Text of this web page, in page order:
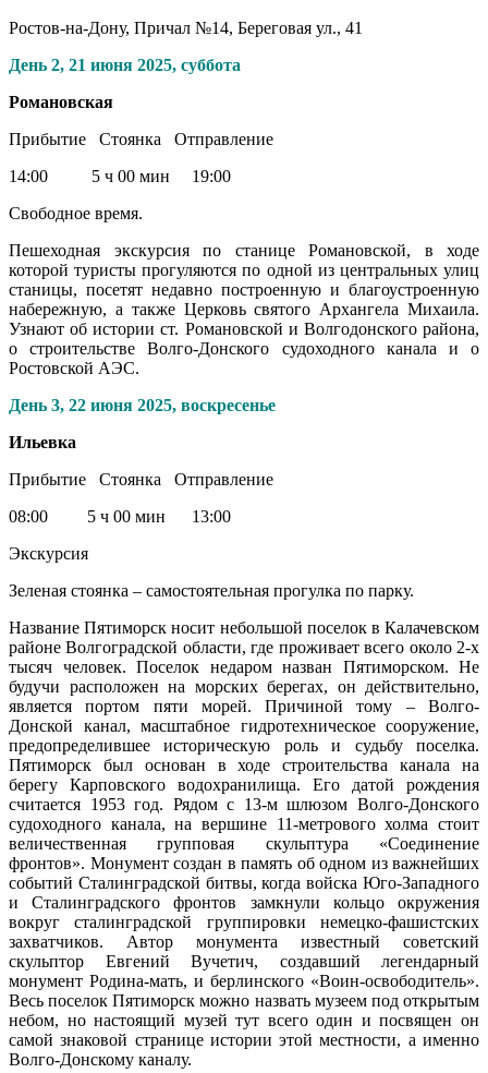
Ростов-на-Дону, Причал №14, Береговая ул., 41
День 2, 21 июня 2025, суббота
Романовская
Прибытие Стоянка Отправление
14:00 5 ч 00 мин 19:00
Свободное время.
Пешеходная экскурсия по станице Романовской, в ходе
которой туристы прогуляются по одной из центральных улиц
станицы, посетят недавно построенную и благоустроенную
набережную, а также Церковь святого Архангела Михаила.
Узнают об истории ст. Романовской и Волгодонского района,
о строительстве Волго-Донского судоходного канала и о
Ростовской АЭС.
День 3, 22 июня 2025, воскресенье
Ильевка
Прибытие Стоянка Отправление
08:00 5 ч 00 мин 13:00
Экскурсия
Зеленая стоянка – самостоятельная прогулка по парку.
Название Пятиморск носит небольшой поселок в Калачевском
районе Волгоградской области, где проживает всего около 2-х
тысяч человек. Поселок недаром назван Пятиморском. Не
будучи расположен на морских берегах, он действительно,
является портом пяти морей. Причиной тому – Волго-
Донской канал, масштабное гидротехническое сооружение,
предопределившее историческую роль и судьбу поселка.
Пятиморск был основан в ходе строительства канала на
берегу Карповского водохранилища. Его датой рождения
считается 1953 год. Рядом с 13-м шлюзом Волго-Донского
судоходного канала, на вершине 11-метрового холма стоит
величественная групповая скульптура «Соединение
фронтов». Монумент создан в память об одном из важнейших
событий Сталинградской битвы, когда войска Юго-Западного
и Сталинградского фронтов замкнули кольцо окружения
вокруг сталинградской группировки немецко-фашистских
захватчиков. Автор монумента известный советский
скульптор Евгений Вучетич, создавший легендарный
монумент Родина-мать, и берлинского «Воин-освободитель».
Весь поселок Пятиморск можно назвать музеем под открытым
небом, но настоящий музей тут всего один и посвящен он
самой знаковой странице истории этой местности, а именно
Волго-Донскому каналу.